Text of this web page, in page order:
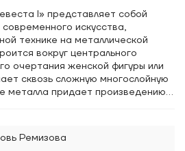
Ремизова
I» представляет собой
искусства,
технике на металлической
вокруг центрального
очертания женской фигуры или
сквозь сложную многослойную
металла придает произведению
или старинного артефакта, что
сюжета. Цветовая